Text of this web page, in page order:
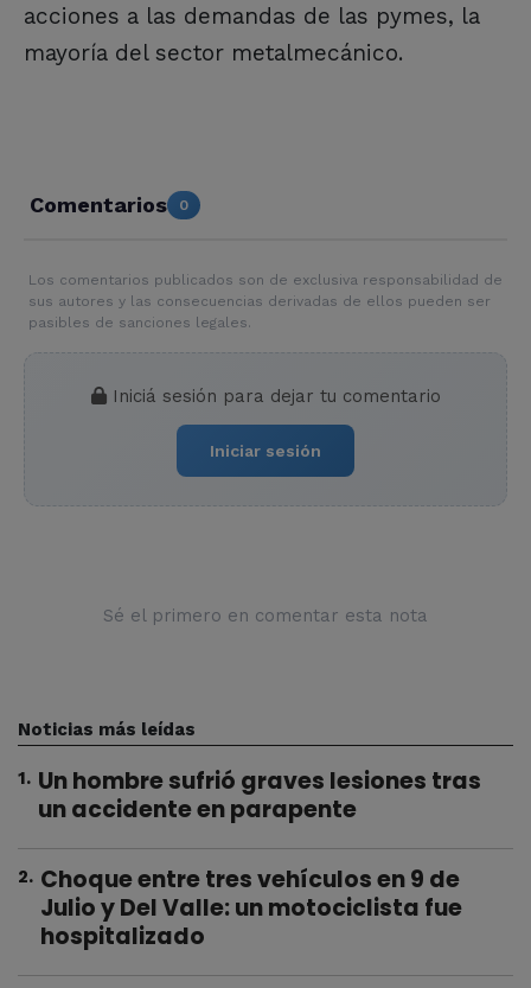
acciones a las demandas de las pymes, la
mayoría del sector metalmecánico.
Comentarios 0
Los comentarios publicados son de exclusiva responsabilidad de
sus autores y las consecuencias derivadas de ellos pueden ser
pasibles de sanciones legales.
Iniciá sesión para dejar tu comentario
Iniciar sesión
Sé el primero en comentar esta nota
Noticias más leídas
1. Un hombre sufrió graves lesiones tras
un accidente en parapente
2. Choque entre tres vehículos en 9 de
Julio y Del Valle: un motociclista fue
hospitalizado